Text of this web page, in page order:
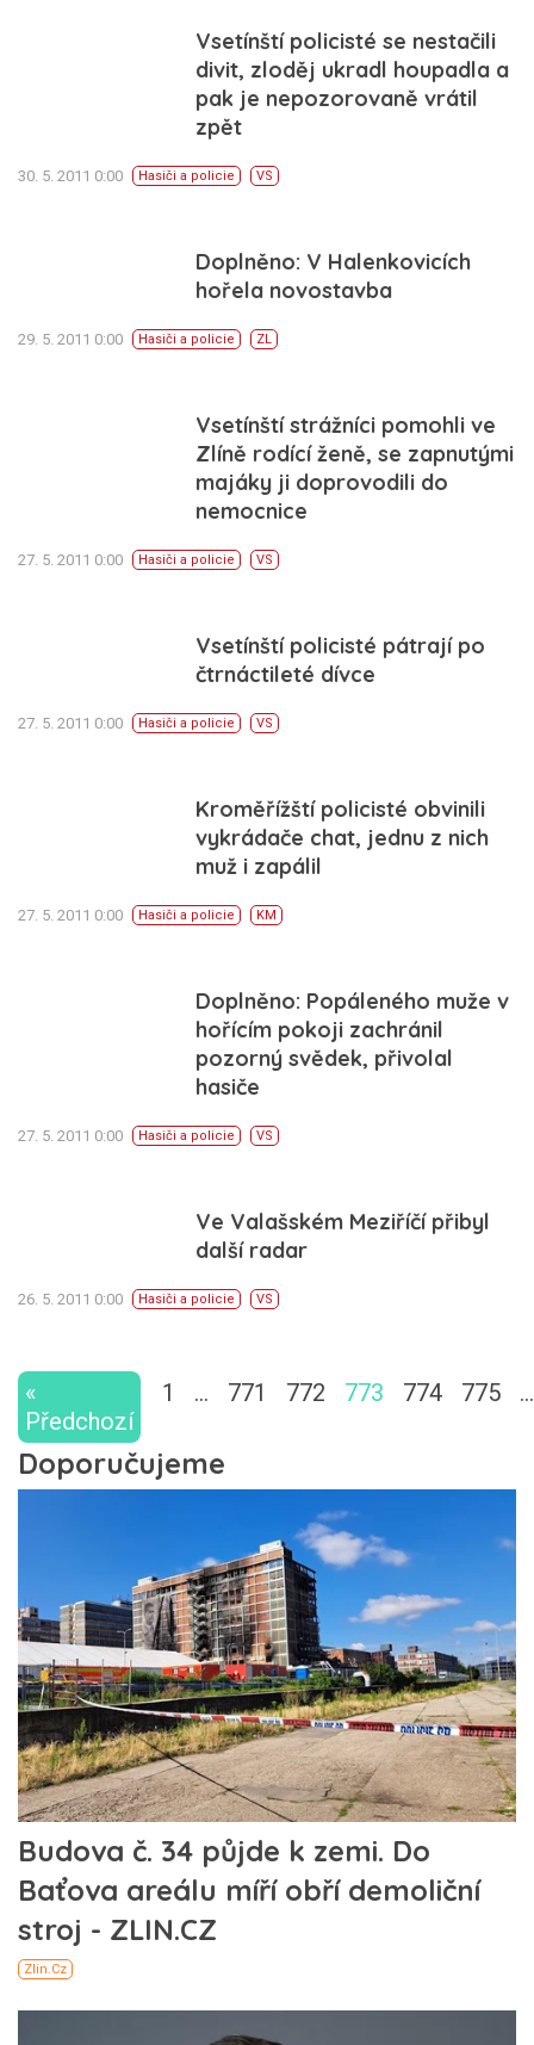
Vsetínští policisté se nestačili
divit, zloděj ukradl houpadla a
pak je nepozorovaně vrátil
zpět
30. 5. 2011 0:00 Hasiči a policie VS
Doplněno: V Halenkovicích
hořela novostavba
29. 5. 2011 0:00 Hasiči a policie ZL
Vsetínští strážníci pomohli ve
Zlíně rodící ženě, se zapnutými
majáky ji doprovodili do
nemocnice
27. 5. 2011 0:00 Hasiči a policie VS
Vsetínští policisté pátrají po
čtrnáctileté dívce
27. 5. 2011 0:00 Hasiči a policie VS
Kroměřížští policisté obvinili
vykrádače chat, jednu z nich
muž i zapálil
27. 5. 2011 0:00 Hasiči a policie KM
Doplněno: Popáleného muže v
hořícím pokoji zachránil
pozorný svědek, přivolal
hasiče
27. 5. 2011 0:00 Hasiči a policie VS
Ve Valašském Meziříčí přibyl
další radar
26. 5. 2011 0:00 Hasiči a policie VS
«
Předchozí
1 … 771 772 773 774 775 …